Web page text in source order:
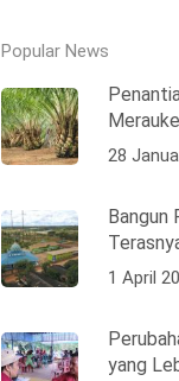
Popular News
28
Bangun
1 April
yang